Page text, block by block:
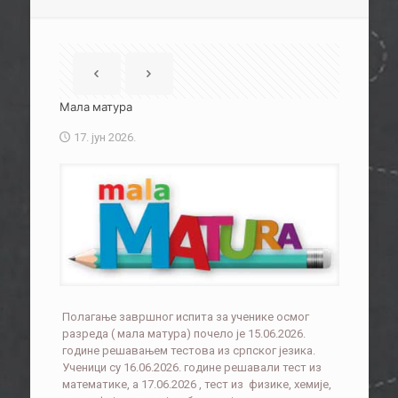
Мала матура
17. јун 2026.
Полагање завршног испита за ученике осмог
разреда ( мала матура) почело је 15.06.2026.
године решавањем тестова из српског језика.
Ученици су 16.06.2026. године решавали тест из
математике, а 17.06.2026 , тест из физике, хемије,